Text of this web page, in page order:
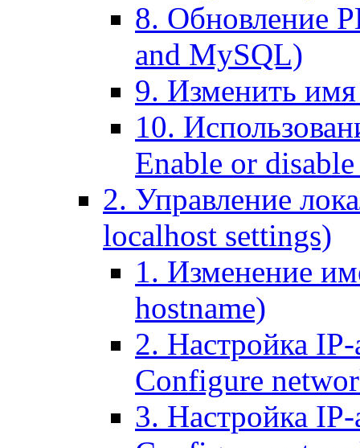
8. Обновление
and MySQL)
9. Изменить имя
10.
Enable or
2. Управление
localhost settings)
1. Изменение
hostname)
2. Настройка IP-
Configure
3. Настройка